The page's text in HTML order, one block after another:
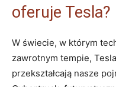
oferuje Tesla?
W ‌świecie, w którym
zawrotnym ⁤tempie,
przekształcają nasze